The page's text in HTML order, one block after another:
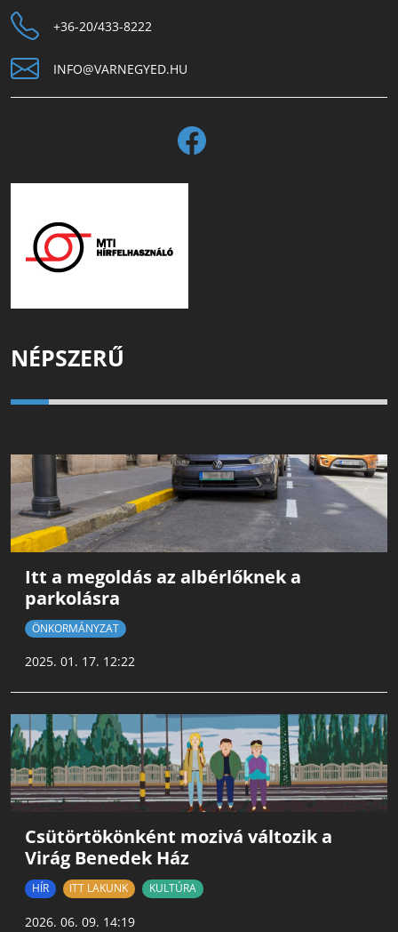
+36-20/433-8222
INFO@VARNEGYED.HU
NÉPSZERŰ
Itt a megoldás az albérlőknek a
parkolásra
ÖNKORMÁNYZAT
2025. 01. 17. 12:22
Csütörtökönként mozivá változik a
Virág Benedek Ház
HÍR ITT LAKUNK KULTÚRA
2026. 06. 09. 14:19